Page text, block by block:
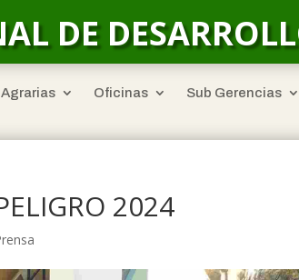
DE
Oficinas Sub Gerencias
2024